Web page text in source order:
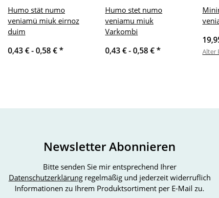
Humo stät numo
veniamü miuk eirnoz
duim
0,43 € -0,58 €*
Humo stet numo
veniamu miuk
Varkombi
0,43 € -0,58 €* Alter
Newsletter Abonnieren
Bitte senden Sie mir entsprechend Ihrer
Datenschutzerklärungregelmäßig und jederzeit widerruflich
Informationen zu Ihrem Produktsortiment per E-Mail zu.